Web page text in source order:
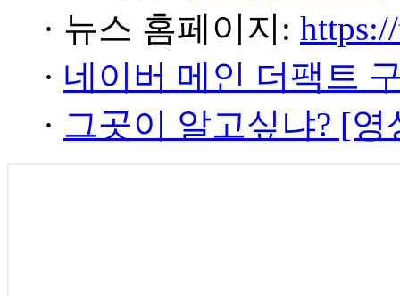
· 뉴스 홈페이지:
· 네이버 메인 더팩트
· 그곳이 알고싶냐? [